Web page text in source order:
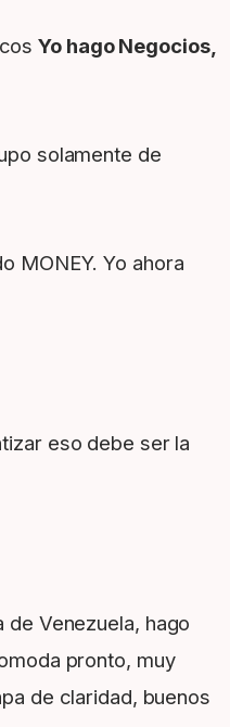
Yo hago Negocios,
solamente de
MONEY. Yo ahora
eso debe ser la
Venezuela, hago
pronto, muy
de claridad, buenos